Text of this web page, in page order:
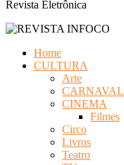
Revista Eletrônica
Home
CULTURA
Arte
CARNAVAL
CINEMA
Filmes
Circo
Livros
Teatro